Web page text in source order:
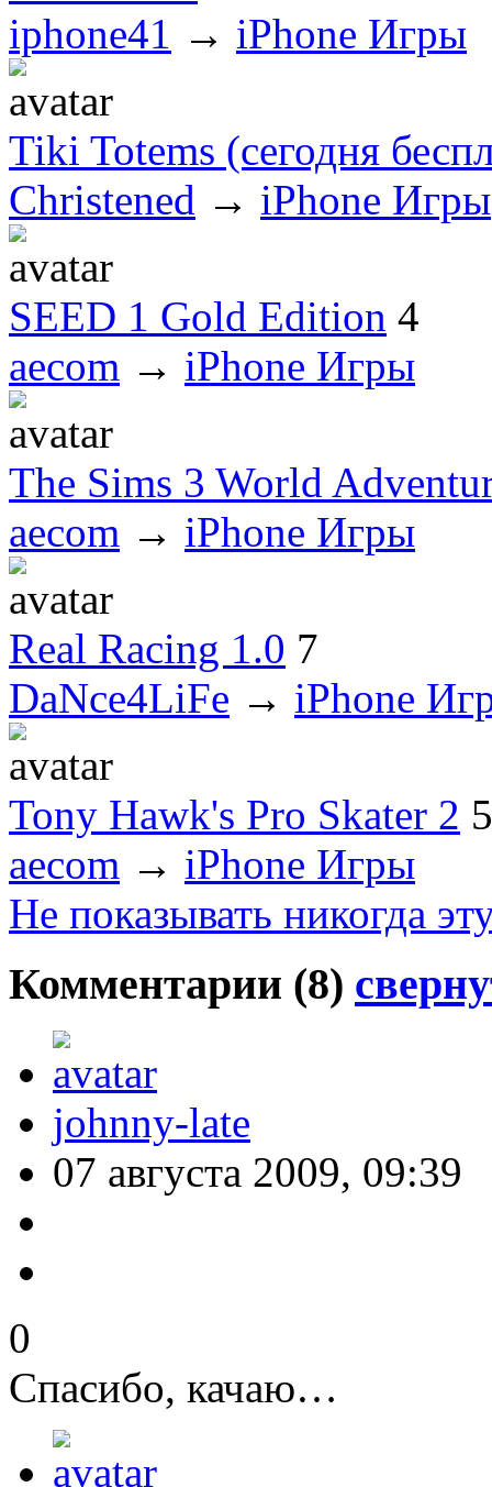
iphone41 → iPhone Игры
Tiki Totems (сегодня
Christened → iPhone Игры
SEED 1 Gold Edition 4
aecom → iPhone Игры
The Sims 3 World
aecom → iPhone Игры
Real Racing 1.0 7
DaNce4LiFe → iPhone
Tony Hawk's Pro Skater 2 5
aecom → iPhone Игры
Не показывать никогда
Комментарии (8)
johnny-late
07 августа 2009, 09:39
0
Спасибо, качаю…